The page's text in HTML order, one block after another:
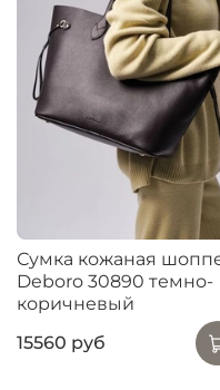
Сумка кожаная
Deboro 30890 темно-
коричневый
15560 руб